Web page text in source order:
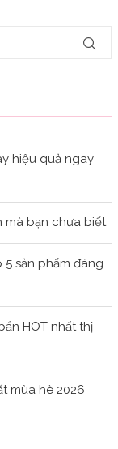
hiệu quả ngay
mà bạn chưa biết
sản phẩm đáng
HOT nhất thị
mùa hè 2026